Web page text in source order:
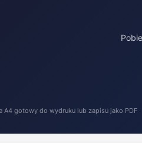
A4 gotowy do wydruku lub zapisu jako PDF